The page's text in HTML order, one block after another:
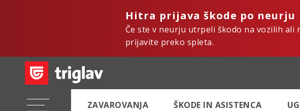
Hitra prijava škode po neurju
Če ste v neurju utrpeli škodo na vozilih
prijavite preko spleta.
ZAVAROVANJA ŠKODE IN ASISTENCA